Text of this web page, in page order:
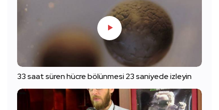
33 saat süren hücre bölünmesi 23 saniyede izleyin